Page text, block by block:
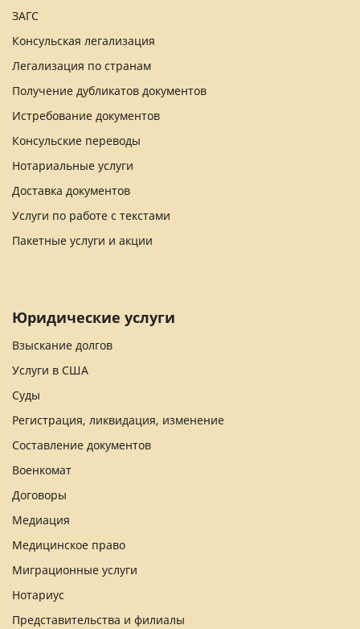
ЗАГС
Консульская легализация
Легализация по странам
Получение дубликатов документов
Истребование документов
Консульские переводы
Нотариальные услуги
Доставка документов
Услуги по работе с текстами
Пакетные услуги и акции
Юридические услуги
Взыскание долгов
Услуги в США
Суды
Регистрация, ликвидация, изменение
Составление документов
Военкомат
Договоры
Медиация
Медицинское право
Миграционные услуги
Нотариус
Представительства и филиалы